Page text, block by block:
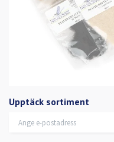
Upptäck sortiment